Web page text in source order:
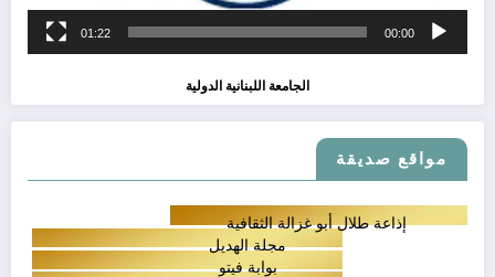
00:00
01:22
الجامعة اللبنانية الدولية
مواقع صديقة
إذاعة طلال أبو غزالة الثقافية
مجلة الهديل
بوابة فيتو